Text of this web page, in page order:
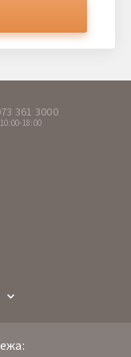
361 3000
18:00